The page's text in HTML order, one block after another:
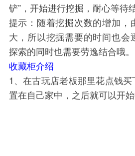
铲”，开始进行挖掘，耐心等待
提示：随着挖掘次数的增加，
大，所以挖掘需要的时间也会
探索的同时也需要劳逸结合哦。
收藏柜介绍
1、在古玩店老板那里花点钱
置在自己家中，之后就可以开